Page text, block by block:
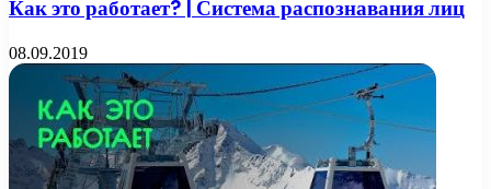
Как это работает? | Система распознавания лиц
08.09.2019